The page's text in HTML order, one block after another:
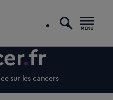
sur les cancers